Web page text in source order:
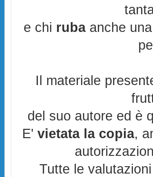
e chi rubaanche
Il materiale
del suo autore ed è
E'vietata la copia,
Tutte le